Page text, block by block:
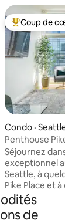
de 4,96 sur 5,
Coup de cœur
Coup de cœur
Condo · Seattle
Penthouse Pike
jusqu'à la Coupe
Séjournez dans
exceptionnel au
Seattle, à
Pike Place et à
Lumen Field. Il s'agit de l'un des séjours
résidentiels haut
proches des sites
de